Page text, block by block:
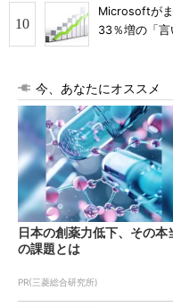
Microsoftが
33％増の「言
今、あなたにオススメ
日本の創薬力低下、その本
の課題とは
PR(三菱総合研究所)